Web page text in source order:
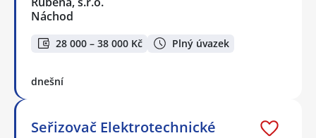
Náchod
28 000 – 38 000 Kč Plný úvazek
dnešní
Seřizovač Elektrotechnické